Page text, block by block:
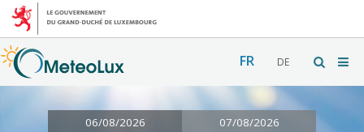
FR DE
06/08/2026 07/08/2026